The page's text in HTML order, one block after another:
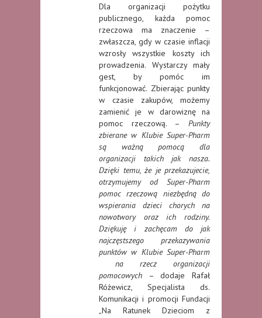
Dla organizacji pożytku
publicznego, każda pomoc
rzeczowa ma znaczenie –
zwłaszcza, gdy w czasie inflacji
wzrosły wszystkie koszty ich
prowadzenia. Wystarczy mały
gest, by pomóc im
funkcjonować. Zbierając punkty
w czasie zakupów, możemy
zamienić je w darowiznę na
pomoc rzeczową. – Punkty
zbierane w Klubie Super-Pharm
są ważną pomocą dla
organizacji takich jak nasza.
Dzięki temu, że je przekazujecie,
otrzymujemy od Super-Pharm
pomoc rzeczową niezbędną do
wspierania dzieci chorych na
nowotwory oraz ich rodziny.
Dziękuję i zachęcam do jak
najczęstszego przekazywania
punktów w Klubie Super-Pharm
na rzecz organizacji
pomocowych – dodaje Rafał
Różewicz, Specjalista ds.
Komunikacji i promocji Fundacji
„Na Ratunek Dzieciom z